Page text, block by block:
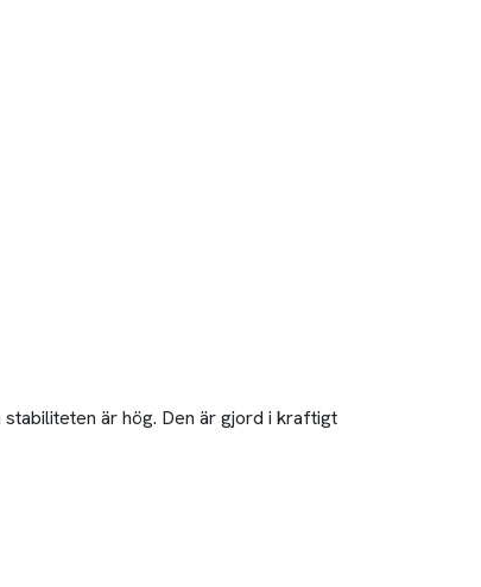
är hög. Den är gjord i kraftigt